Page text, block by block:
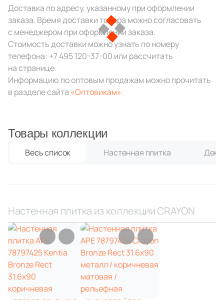
Индия
Испания
Формы шеврон
Шестиугольная
Восьмиугольная
Dado Ceramica (48)
Dako (41)
Dar Ceramics (45)
Decocer (16)
Delacora (
92)
EL BARCO (130)
EM-TILE (68)
Ecoceramic (22)
Edilcuoghi Edilgres (
6)
Edimax Ceramiche Astor ( 149
Доставка по адресу, указанному при оформлении
заказа. Время доставки товара можно согласовать
с менеджером при оформлении заказа.
Стоимость доставки можно узнать по номеру
телефона: +7 495 120-37-00 или рассчитать
на странице.
Информацию по оптовым продажам можно прочитать
в разделе сайта «Оптовикам».
Товары коллекции
Весь список Настенная плитка
Настенная плитка из коллекции CRAYON